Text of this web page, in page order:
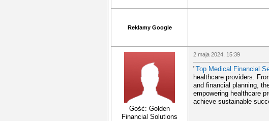
Reklamy Google
Gość: Golden
Financial Solutions
2 maja 2024, 15:39
"Top Medical Financial
healthcare providers.
and financial planning,
empowering healthcare
achieve sustainable